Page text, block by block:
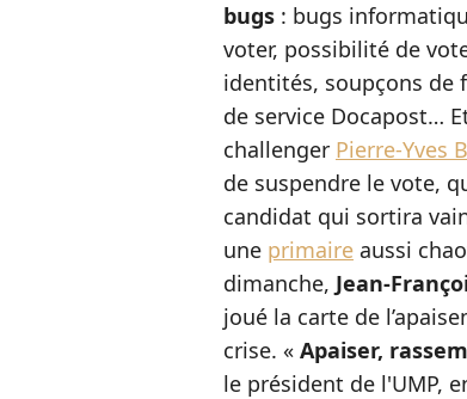
bugs : bugs
voter, possibilité de
identités, soupçons de
de service Docapost…
challenger Pierre-Yves
de suspendre le vote,
candidat qui sortira
une primaire aussi
dimanche, Jean-
joué la carte de
crise. « Apaiser,
le président de l'UMP,